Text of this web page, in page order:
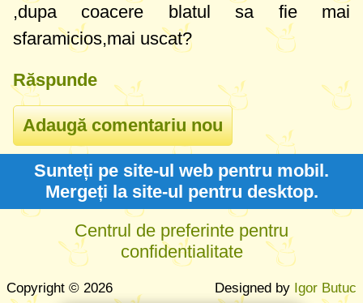
,dupa coacere blatul sa fie mai
sfaramicios,mai uscat?
Răspunde
Sunteți pe site-ul web pentru mobil.
Mergeți la site-ul pentru desktop.
Centrul de preferinte pentru
confidentialitate
Copyright © 2026 Designed by Igor Butuc